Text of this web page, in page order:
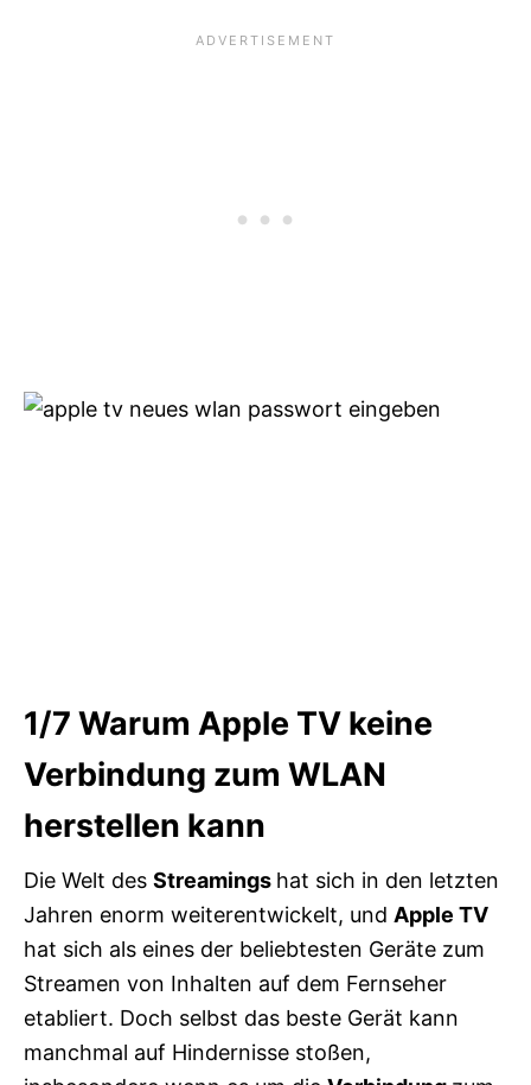
1/7 Warum Apple TV keine
Verbindung zum WLAN
herstellen kann
Die Welt des Streamings hat sich in den letzten
Jahren enorm weiterentwickelt, und Apple TV
hat sich als eines der beliebtesten Geräte zum
Streamen von Inhalten auf dem Fernseher
etabliert. Doch selbst das beste Gerät kann
manchmal auf Hindernisse stoßen,